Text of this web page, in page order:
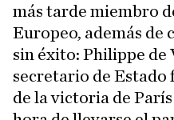
más tarde miembro
Europeo, además de
sin éxito: Philippe de
secretario de Estado
de la victoria de